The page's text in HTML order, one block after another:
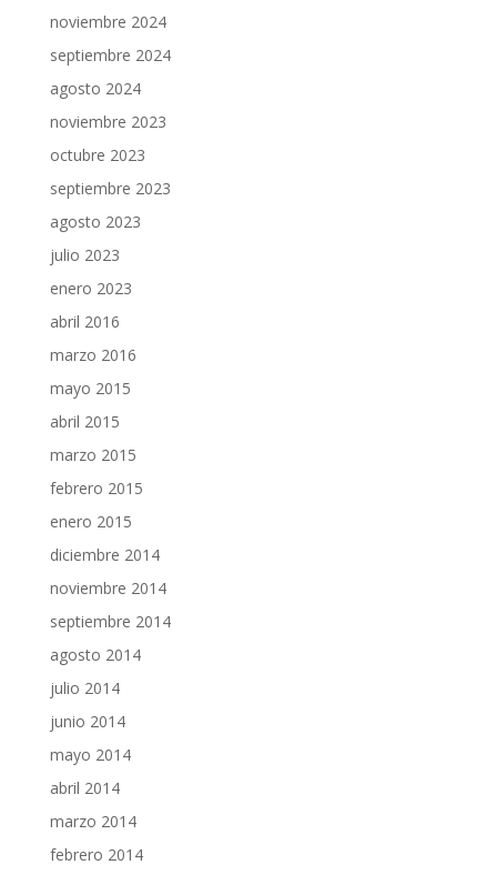
noviembre 2024
septiembre 2024
agosto 2024
noviembre 2023
octubre 2023
septiembre 2023
agosto 2023
julio 2023
enero 2023
abril 2016
marzo 2016
mayo 2015
abril 2015
marzo 2015
febrero 2015
enero 2015
diciembre 2014
noviembre 2014
septiembre 2014
agosto 2014
julio 2014
junio 2014
mayo 2014
abril 2014
marzo 2014
febrero 2014